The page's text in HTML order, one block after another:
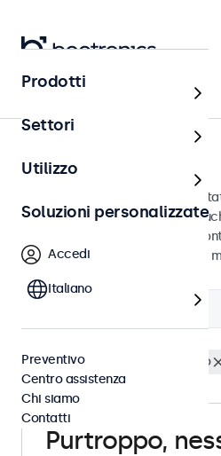
Touchscreen
Touchscreen da 8 pollici
Touchscreen da 8 pollici
uso continuo. Questi monitor
facili da integrare in qualsiasi
con i sistemi operativi Windows,
Touchscreen 8 pollici Pannello
Purtroppo,
Prodotti
Settori
Utilizzo
Soluzioni personalizzate
Accedi
Italiano
Preventivo
Centro assistenza
Chi siamo
Contatti